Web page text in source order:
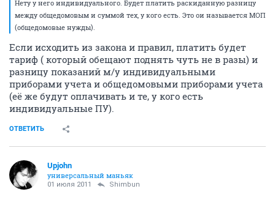
Нету у него индивидуального. Будет платить раскиданную разницу
между общедомовым и суммой тех, у кого есть. Это ои называется МОП
(общедомовые нужды).
Если исходить из закона и правил, платить будет
тариф ( который обещают поднять чуть не в разы) и
разницу показаний м/у индивидуальными
приборами учета и общедомовыми приборами учета
(её же будут оплачивать и те, у кого есть
индивидуальные ПУ).
ОТВЕТИТЬ
Upjohn
универсальный маньяк
01 июля 2011 Shimbun